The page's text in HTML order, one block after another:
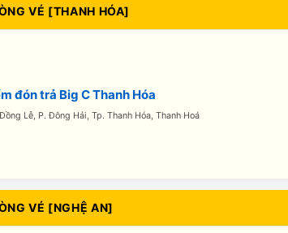
VÉ [THANH HÓA]
đón trả Big C Thanh Hóa
Lễ, P. Đông Hải, Tp. Thanh Hóa, Thanh Hoá
VÉ [NGHỆ AN]